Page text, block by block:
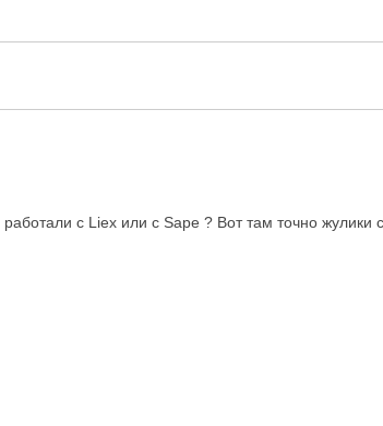
с Liex или с Sapе ? Вот там точно жулики